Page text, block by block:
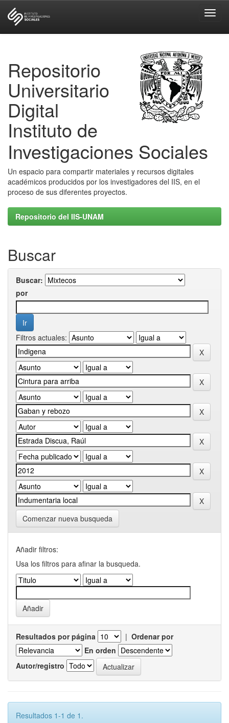
Repositorio
Universitario
Digital
Instituto de
Investigaciones Sociales
Un espacio para compartir materiales y recursos digitales
académicos producidos por los investigadores del IIS, en el
proceso de sus diferentes proyectos.
Repositorio del IIS-UNAM
Buscar
Buscar:
por
Filtros actuales:
Comenzar nueva busqueda
Añadir filtros:
Usa los filtros para afinar la busqueda.
Resultados por página | Ordenar por
En orden
Autor/registro
Resultados 1-1 de 1.